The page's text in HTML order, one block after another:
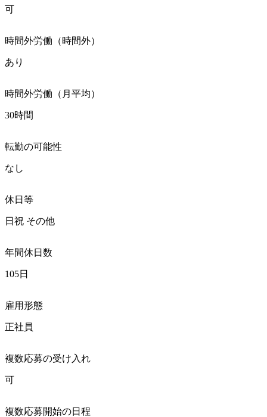
可
時間外労働（時間外）
あり
時間外労働（月平均）
30時間
転勤の可能性
なし
休日等
日祝 その他
年間休日数
105日
雇用形態
正社員
複数応募の受け入れ
可
複数応募開始の日程